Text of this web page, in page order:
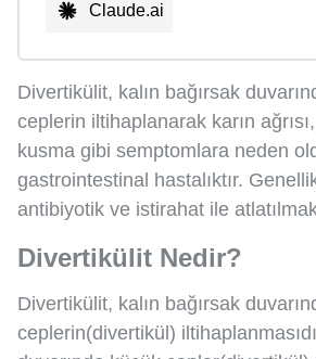
Claude.ai
Divertikülit, kalın bağırsak
ceplerin iltihaplanarak karın
kusma gibi semptomlara neden
gastrointestinal hastalıktır.
antibiyotik ve istirahat ile
Divertikülit Nedir?
Divertikülit, kalın bağırsak
ceplerin(divertikül)